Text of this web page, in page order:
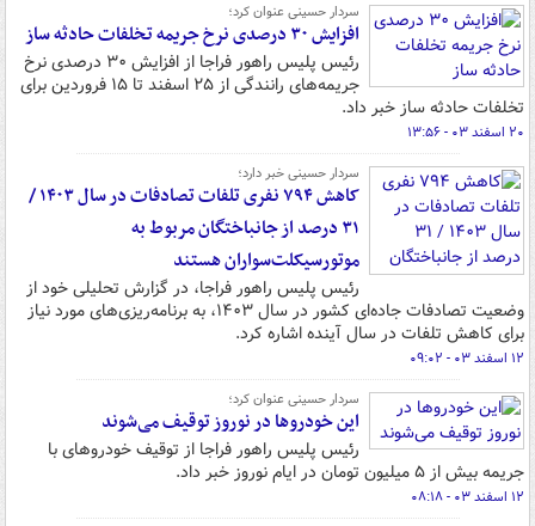
سردار حسینی عنوان کرد؛
افزایش ۳۰ درصدی نرخ جریمه تخلفات حادثه ساز
رئیس پلیس راهور فراجا از افزایش ۳۰ درصدی نرخ
جریمه‌های رانندگی از ۲۵ اسفند تا ۱۵ فروردین برای
تخلفات حادثه ساز خبر داد.
۲۰ اسفند ۰۳ - ۱۳:۵۶
سردار حسینی خبر دارد؛
کاهش ۷۹۴ نفری تلفات تصادفات در سال ۱۴۰۳ /
۳۱ درصد از جانباختگان مربوط به
موتورسیکلت‌سواران هستند
رئیس پلیس راهور فراجا، در گزارش تحلیلی خود از
وضعیت تصادفات جاده‌ای کشور در سال ۱۴۰۳، به برنامه‌ریزی‌های مورد نیاز
برای کاهش تلفات در سال آینده اشاره کرد.
۱۲ اسفند ۰۳ - ۰۹:۰۲
سردار حسینی عنوان کرد؛
این خودروها در نوروز توقیف می‌شوند
رئیس پلیس راهور فراجا از توقیف خودروهای با
جریمه بیش از ۵ میلیون تومان در ایام نوروز خبر داد.
۱۲ اسفند ۰۳ - ۰۸:۱۸